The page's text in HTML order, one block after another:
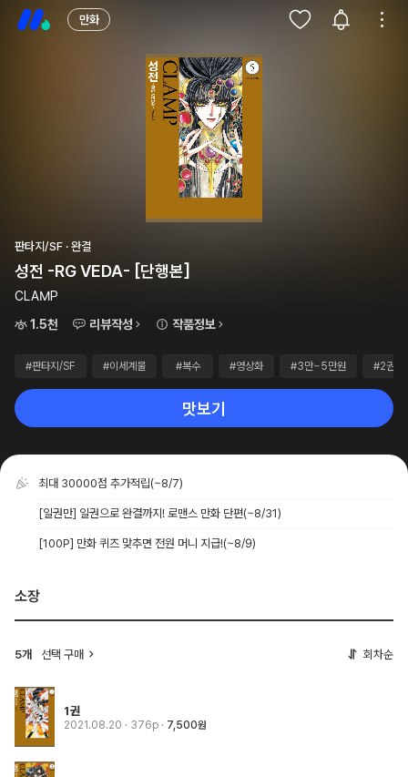
만화
판타지/SF · 완결
성전 -RG VEDA- [단행본]
CLAMP
1.5천
리뷰작성 작품정보
#판타지/SF #이세계물 #복수 #영상화 #3만~5만원 #2권
맛보기
최대 30000점 추가적립(~8/7)
[일권만] 일권으로 완결까지! 로맨스 만화 단편(~8/31)
[100P] 만화 퀴즈 맞추면 전원 머니 지급!(~8/9)
소장
5개 선택 구매 회차순
1권
2021.08.20 · 376p 7,500원